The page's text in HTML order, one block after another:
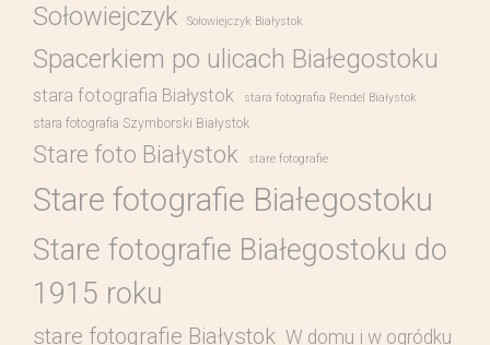
Sołowiejczyk Sołowiejczyk Białystok
Spacerkiem po ulicach Białegostoku
stara fotografia Białystok stara fotografia Rendel Białystok
stara fotografia Szymborski Białystok
Stare foto Białystok stare fotografie
Stare fotografie Białegostoku
Stare fotografie Białegostoku do
1915 roku
stare fotografie Białystok W domu i w ogródku